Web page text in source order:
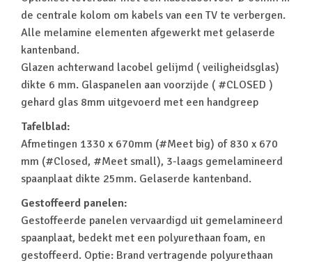
de centrale kolom om kabels van een TV te verbergen.
Alle melamine elementen afgewerkt met gelaserde
kantenband.
Glazen achterwand lacobel gelijmd ( veiligheidsglas)
dikte 6 mm. Glaspanelen aan voorzijde ( #CLOSED )
gehard glas 8mm uitgevoerd met een handgreep
Tafelblad:
Afmetingen 1330 x 670mm (#Meet big) of 830 x 670
mm (#Closed, #Meet small), 3-laags gemelamineerd
spaanplaat dikte 25mm. Gelaserde kantenband.
Gestoffeerd panelen:
Gestoffeerde panelen vervaardigd uit gemelamineerd
spaanplaat, bedekt met een polyurethaan foam, en
gestoffeerd. Optie: Brand vertragende polyurethaan